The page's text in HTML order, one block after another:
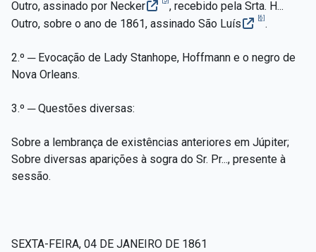
Outro, assinado por Necker
, recebido pela Srta. H...
Outro, sobre o ano de 1861, assinado São Luís
[6] .
2.º ─ Evocação de Lady Stanhope, Hoffmann e o negro de
Nova Orleans.
3.º ─ Questões diversas:
Sobre a lembrança de existências anteriores em Júpiter;
Sobre diversas aparições à sogra do Sr. Pr..., presente à
sessão.
SEXTA-FEIRA, 04 DE JANEIRO DE 1861